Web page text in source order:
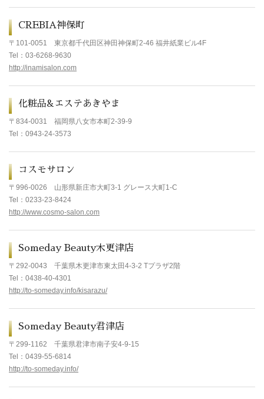
CREBIA神保町
〒101-0051 東京都千代田区神田神保町2-46 福井紙業ビル4F
Tel
：03-6268-9630
http://inamisalon.com
化粧品&エステあきやま
〒834-0031 福岡県八女市本町2-39-9
Tel
：0943-24-3573
コスモサロン
〒996-0026 山形県新庄市大町3-1 グレース大町1-C
Tel
：0233-23-8424
http://www.cosmo-salon.com
Someday Beauty木更津店
〒292-0043 千葉県木更津市東太田4-3-2 Tプラザ2階
Tel
：0438-40-4301
http://to-someday.info/kisarazu/
Someday Beauty君津店
〒299-1162 千葉県君津市南子安4-9-15
Tel
：0439-55-6814
http://to-someday.info/